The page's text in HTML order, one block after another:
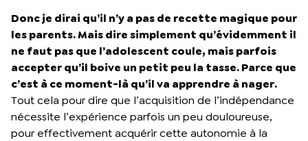
Donc je dirai qu’il n’y a pas de recette magique pour
les parents. Mais dire simplement qu’évidemment il
ne faut pas que l’adolescent coule, mais parfois
accepter qu’il boive un petit peu la tasse. Parce que
c’est à ce moment-là qu’il va apprendre à nager.
Tout cela pour dire que l’acquisition de l’indépendance
nécessite l’expérience parfois un peu douloureuse,
pour effectivement acquérir cette autonomie à la